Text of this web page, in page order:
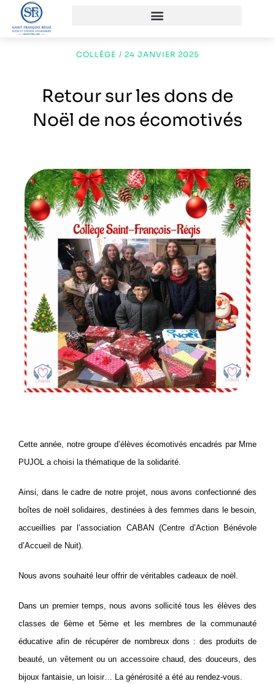
COLLÈGE / 24 JANVIER 2025
Retour sur les dons de
Noël de nos écomotivés
Cette année, notre groupe d’élèves écomotivés encadrés par Mme
PUJOL a choisi la thématique de la solidarité.
Ainsi, dans le cadre de notre projet, nous avons confectionné des
boîtes de noël solidaires, destinées à des femmes dans le besoin,
accueillies par l’association CABAN (Centre d’Action Bénévole
d’Accueil de Nuit).
Nous avons souhaité leur offrir de véritables cadeaux de noël.
Dans un premier temps, nous avons sollicité tous les élèves des
classes de 6ème et 5ème et les membres de la communauté
éducative afin de récupérer de nombreux dons : des produits de
beauté, un vêtement ou un accessoire chaud, des douceurs, des
bijoux fantaisie, un loisir… La générosité a été au rendez-vous.